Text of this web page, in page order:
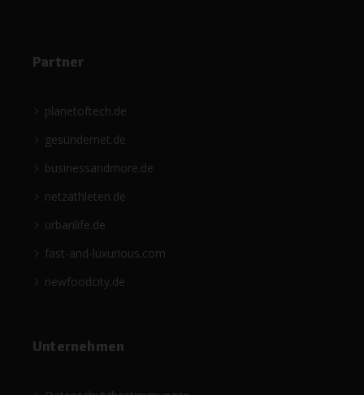
Partner
planetoftech.de
gesündernet.de
businessandmore.de
netzathleten.de
urbanlife.de
fast-and-luxurious.com
newfoodcity.de
Unternehmen